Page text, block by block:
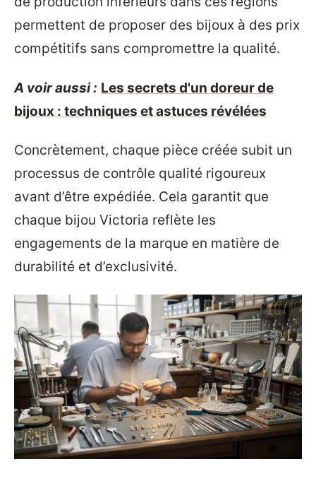
permettent de proposer des bijoux à des prix
compétitifs sans compromettre la qualité.
A voir aussi : Les secrets d'un doreur de
bijoux : techniques et astuces révélées
Concrètement, chaque pièce créée subit un
processus de contrôle qualité rigoureux
avant d’être expédiée. Cela garantit que
chaque bijou Victoria reflète les
engagements de la marque en matière de
durabilité et d’exclusivité.